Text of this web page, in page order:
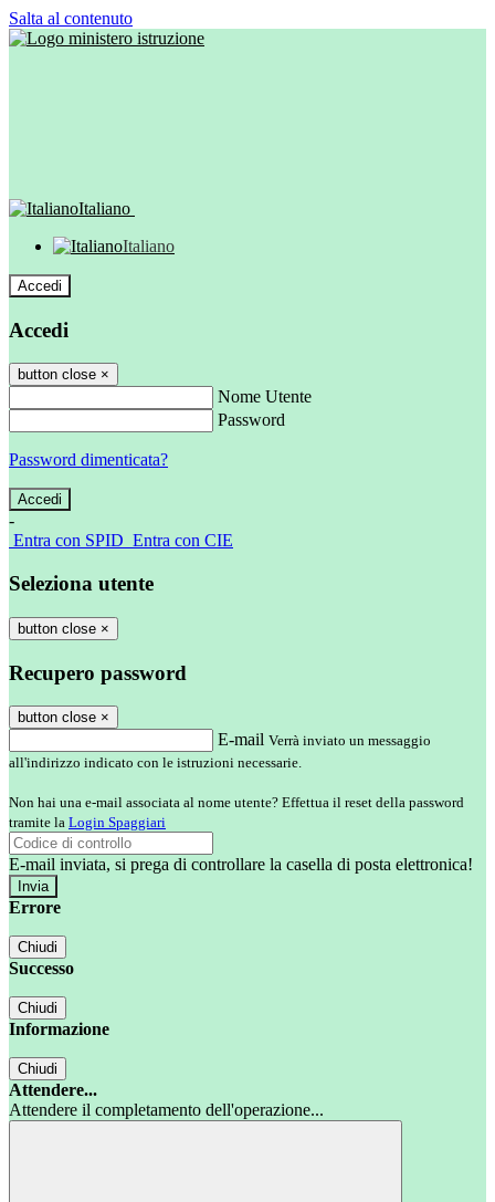
Salta al contenuto
Italiano
Italiano
Accedi
Accedi
button close ×
Nome Utente
Password
Password dimenticata?
-
Entra con SPID Entra con CIE
Seleziona utente
button close ×
Recupero password
button close ×
E-mail Verrà inviato un messaggio
all'indirizzo indicato con le istruzioni necessarie.
Non hai una e-mail associata al nome utente? Effettua il reset della password
tramite la Login Spaggiari
E-mail inviata, si prega di controllare la casella di posta elettronica!
Errore
Chiudi
Successo
Chiudi
Informazione
Chiudi
Attendere...
Attendere il completamento dell'operazione...